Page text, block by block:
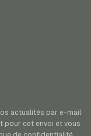
actualités par e-mail
pour cet envoi et vous